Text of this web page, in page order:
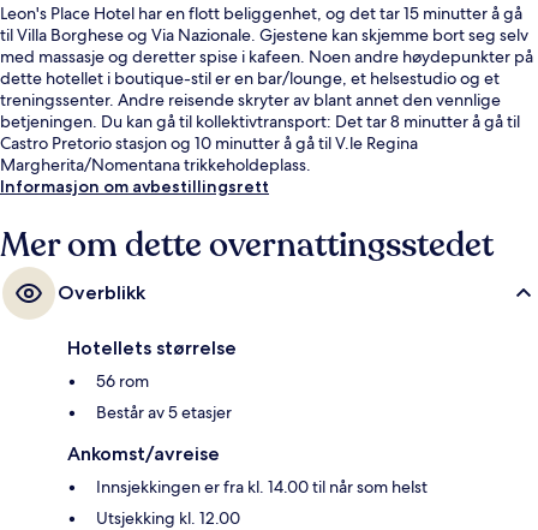
Leon's Place Hotel har en flott beliggenhet, og det tar 15 minutter å gå
til Villa Borghese og Via Nazionale. Gjestene kan skjemme bort seg selv
med massasje og deretter spise i kafeen. Noen andre høydepunkter på
dette hotellet i boutique-stil er en bar/lounge, et helsestudio og et
treningssenter. Andre reisende skryter av blant annet den vennlige
betjeningen. Du kan gå til kollektivtransport: Det tar 8 minutter å gå til
Castro Pretorio stasjon og 10 minutter å gå til V.le Regina
Margherita/Nomentana trikkeholdeplass.
Informasjon om avbestillingsrett
Mer om dette overnattingsstedet
Overblikk
Hotellets størrelse
56 rom
Består av 5 etasjer
Ankomst/avreise
Innsjekkingen er fra kl. 14.00 til når som helst
Utsjekking kl. 12.00